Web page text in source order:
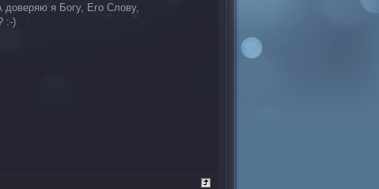
доверяю я Богу, Его Слову,
:-)